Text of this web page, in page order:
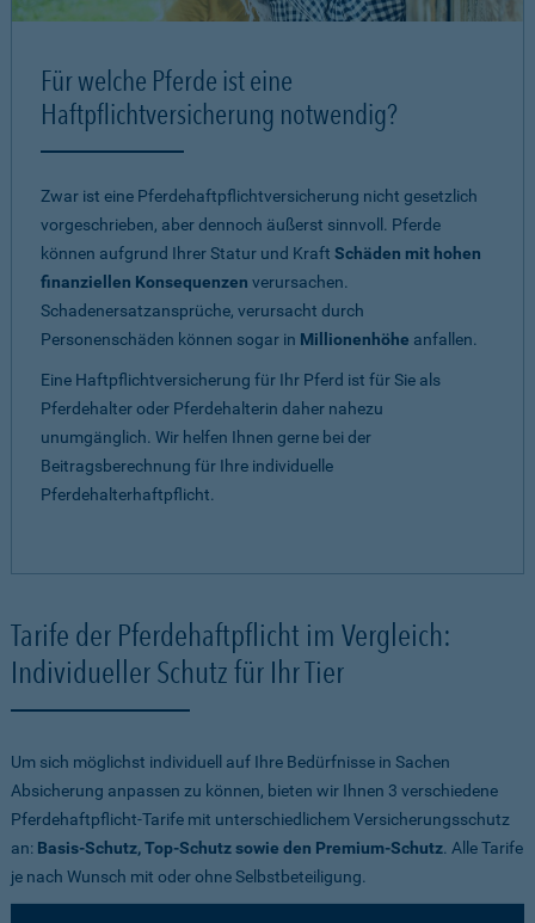
Für welche Pferde ist eine
Haftpflichtversicherung notwendig?
Zwar ist eine Pferdehaftpflichtversicherung nicht gesetzlich
vorgeschrieben, aber dennoch äußerst sinnvoll. Pferde
können aufgrund Ihrer Statur und Kraft Schäden mit hohen
finanziellen Konsequenzen verursachen.
Schadenersatzansprüche, verursacht durch
Personenschäden können sogar in Millionenhöhe anfallen.
Eine Haftpflichtversicherung für Ihr Pferd ist für Sie als
Pferdehalter oder Pferdehalterin daher nahezu
unumgänglich. Wir helfen Ihnen gerne bei der
Beitragsberechnung für Ihre individuelle
Pferdehalterhaftpflicht.
Tarife der Pferdehaftpflicht im Vergleich:
Individueller Schutz für Ihr Tier
Um sich möglichst individuell auf Ihre Bedürfnisse in Sachen
Absicherung anpassen zu können, bieten wir Ihnen 3 verschiedene
Pferdehaftpflicht-Tarife mit unterschiedlichem Versicherungsschutz
an: Basis-Schutz, Top-Schutz sowie den Premium-Schutz. Alle Tarife
je nach Wunsch mit oder ohne Selbstbeteiligung.